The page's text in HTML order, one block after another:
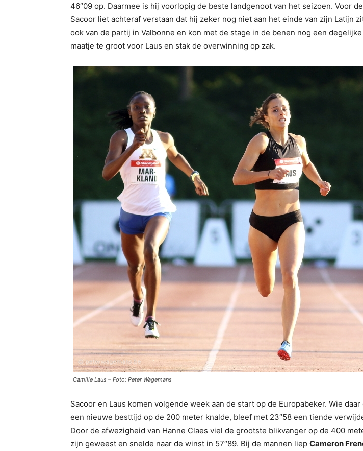
46″09 op. Daarmee is hij voorlopig de beste landgenoot van het seizoen. Voor
Sacoor liet achteraf verstaan dat hij zeker nog niet aan het einde van zijn Latijn
ook van de partij in Valbonne en kon met de stage in de benen nog een
maatje te groot voor Laus en stak de overwinning op zak.
Camille Laus – Foto: Peter Wagemans
Sacoor en Laus komen volgende week aan de start op de Europabeker. Wie
een nieuwe besttijd op de 200 meter knalde, bleef met 23″58 een tiende
Door de afwezigheid van Hanne Claes viel de grootste blikvanger op de 400
zijn geweest en snelde naar de winst in 57″89. Bij de mannen liep Cameron